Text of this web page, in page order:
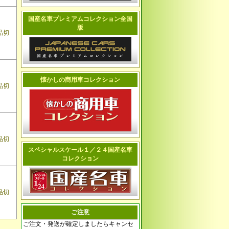
切
切
切
切
国産名車プレミアムコレクション全国
版
懐かしの商用車コレクション
スペシャルスケール１／２４国産名車
コレクション
ご注意
ご注文・発送が確定しましたらキャンセ